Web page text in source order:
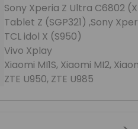
Sony Xperia Z Ultra C6802
Tablet Z (SGP321) ,Sony
TCL idol X (S950)
Vivo Xplay
Xiaomi MI1S, Xiaomi MI2,
ZTE U950, ZTE U985